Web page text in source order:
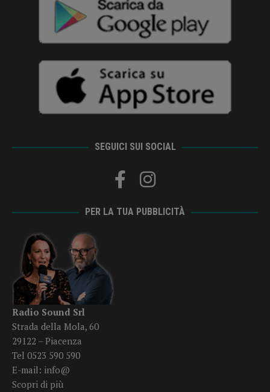
SEGUICI SUI SOCIAL
PER LA TUA PUBBLICITÀ
Radio Sound Srl
Strada della Mola, 60
29122 – Piacenza
Tel 0523 590 590
E-mail: info@
Scopri di più